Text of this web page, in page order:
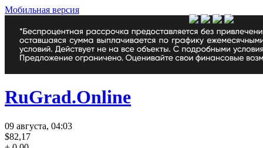
Мобильная версия
RuGrad.Online
09 августа, 04:03
$82,17